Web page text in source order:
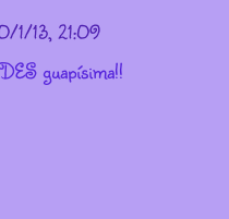
1/13, 21:09
guapísima!!